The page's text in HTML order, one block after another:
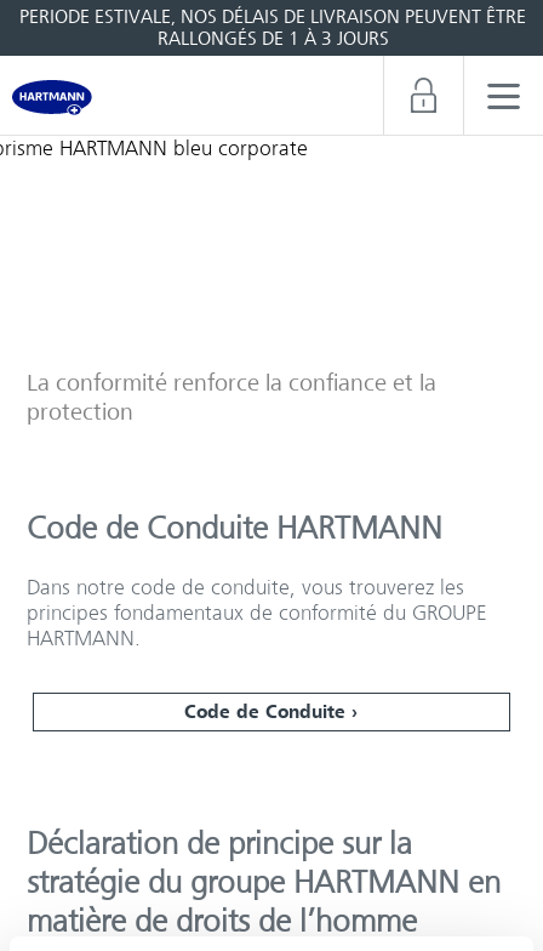
PERIODE ESTIVALE, NOS DÉLAIS DE LIVRAISON PEUVENT ÊTRE
RALLONGÉS DE 1 À 3 JOURS
La conformité renforce la confiance et la
protection
Code de Conduite HARTMANN
Dans notre code de conduite, vous trouverez les
principes fondamentaux de conformité du GROUPE
HARTMANN.
Code de Conduite
Déclaration de principe sur la
stratégie du groupe HARTMANN en
matière de droits de l’homme